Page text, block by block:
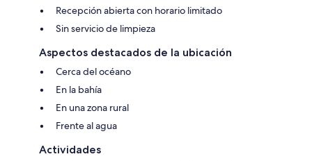
Recepción abierta con horario limitado
Sin servicio de limpieza
Aspectos destacados de la ubicación
Cerca del océano
En la bahía
En una zona rural
Frente al agua
Actividades